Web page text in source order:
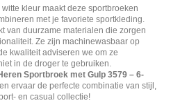
witte kleur maakt deze sportbroeken
met je favoriete sportkleding.
van duurzame materialen die zorgen
Ze zijn machinewasbaar op
kwaliteit adviseren we om ze
in de droger te gebruiken.
Sportbroek met Gulp 3579 – 6-
ervaar de perfecte combinatie van stijl,
en casual collectie!